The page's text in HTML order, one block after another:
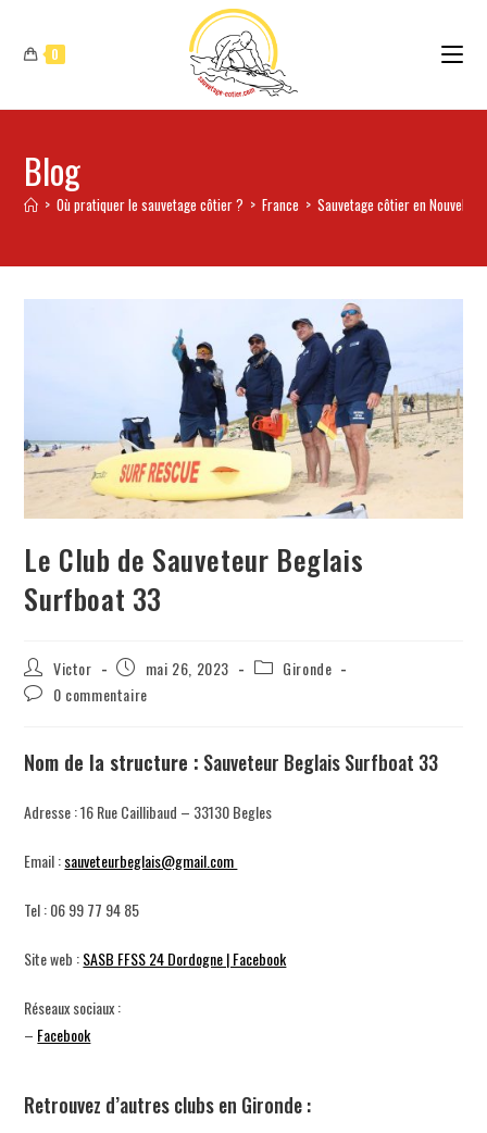
0
Blog
> Où pratiquer le sauvetage côtier ? > France > Sauvetage côtier en Nouvelle
Le Club de Sauveteur Beglais
Surfboat 33
Victor mai 26, 2023
Gironde
0 commentaire
Nom de la structure : Sauveteur Beglais Surfboat 33
Adresse : 16 Rue Caillibaud – 33130 Begles
Email :sauveteurbeglais@gmail.com
Tel : 06 99 77 94 85
Site web :SASB FFSS 24 Dordogne | Facebook
Réseaux sociaux :
– Facebook
Retrouvez d’autres clubs en Gironde :